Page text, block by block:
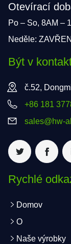
Otevírací
Po – So, 8AM –
Neděle:
Být v
č.52,
+86 181
sales@hw-
Rychlé
Domov
O
Naše výrobky